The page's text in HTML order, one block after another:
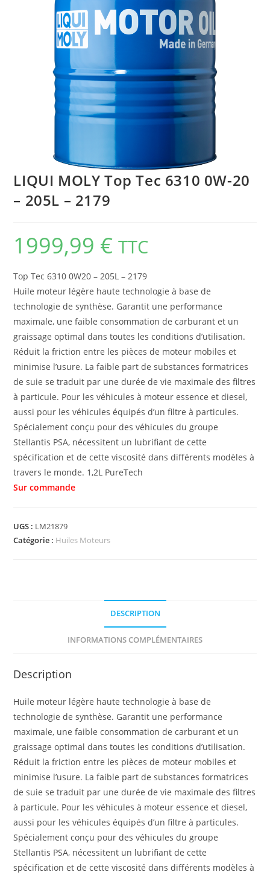
LIQUI MOLY Top Tec 6310 0W-20
– 205L – 2179
1999,99 € TTC
Top Tec 6310 0W20 – 205L – 2179
Huile moteur légère haute technologie à base de
technologie de synthèse. Garantit une performance
maximale, une faible consommation de carburant et un
graissage optimal dans toutes les conditions d’utilisation.
Réduit la friction entre les pièces de moteur mobiles et
minimise l’usure. La faible part de substances formatrices
de suie se traduit par une durée de vie maximale des filtres
à particule. Pour les véhicules à moteur essence et diesel,
aussi pour les véhicules équipés d’un filtre à particules.
Spécialement conçu pour des véhicules du groupe
Stellantis PSA, nécessitent un lubrifiant de cette
spécification et de cette viscosité dans différents modèles à
travers le monde. 1,2L PureTech
UGS : LM21879
Catégorie : Huiles Moteurs
DESCRIPTION
INFORMATIONS COMPLÉMENTAIRES
Description
Huile moteur légère haute technologie à base de
technologie de synthèse. Garantit une performance
maximale, une faible consommation de carburant et un
graissage optimal dans toutes les conditions d’utilisation.
Réduit la friction entre les pièces de moteur mobiles et
minimise l’usure. La faible part de substances formatrices
de suie se traduit par une durée de vie maximale des filtres
à particule. Pour les véhicules à moteur essence et diesel,
aussi pour les véhicules équipés d’un filtre à particules.
Spécialement conçu pour des véhicules du groupe
Stellantis PSA, nécessitent un lubrifiant de cette
spécification et de cette viscosité dans différents modèles à